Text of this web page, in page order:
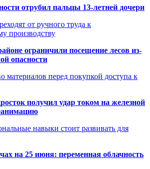
отрубил пальцы 13-летней дочери
от ручного труда к
производству
ограничили посещение лесов из-
опасности
материалов перед покупкой доступа к
получил удар током на железной
навыки стоит развивать для
на 25 июня: переменная облачность